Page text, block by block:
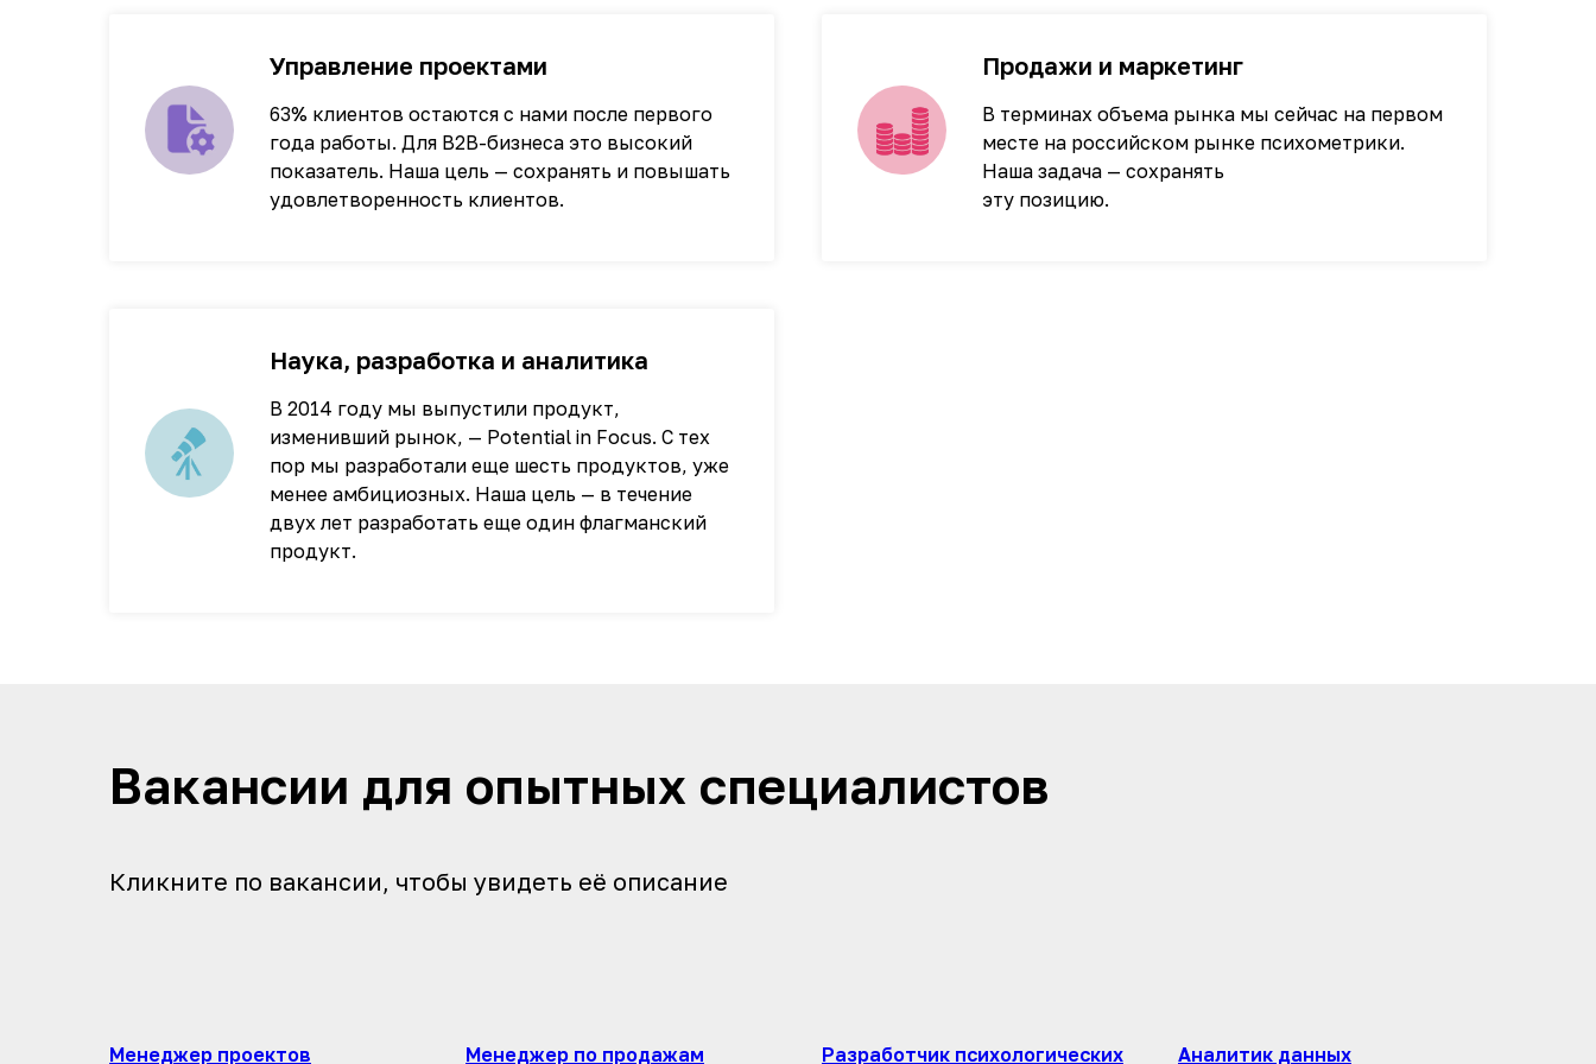
Управление проектами
63% клиентов остаются с нами после первого
года работы. Для B2B-бизнеса это высокий
показатель. Наша цель — сохранять и повышать
удовлетворенность клиентов.
Продажи и маркетинг
В терминах объема рынка мы сейчас на первом
месте на российском рынке психометрики.
Наша задача — сохранять
эту позицию.
Наука, разработка и аналитика
В 2014 году мы выпустили продукт,
изменивший рынок, — Potential in Focus. С тех
пор мы разработали еще шесть продуктов, уже
менее амбициозных. Наша цель — в течение
двух лет разработать еще один флагманский
продукт.
Вакансии для опытных специалистов
Кликните по вакансии, чтобы увидеть её описание
Менеджер проектов Менеджер по продажам Разработчик психологических Аналитик данных